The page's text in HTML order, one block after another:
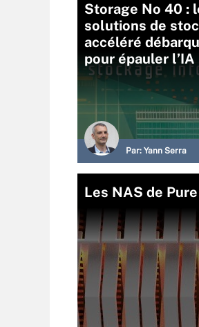
Storage No 40 :
solutions de
accéléré
pour épauler l’IA
Par: Yann Serra
Les NAS de